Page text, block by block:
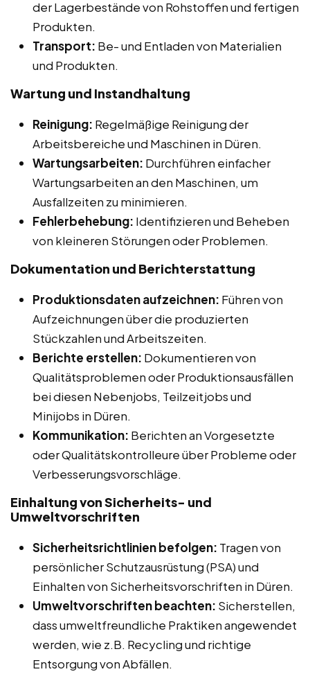
der Lagerbestände von Rohstoffen und fertigen
Produkten.
Transport: Be- und Entladen von Materialien
und Produkten.
Wartung und Instandhaltung
Reinigung: Regelmäßige Reinigung der
Arbeitsbereiche und Maschinen in Düren.
Wartungsarbeiten: Durchführen einfacher
Wartungsarbeiten an den Maschinen, um
Ausfallzeiten zu minimieren.
Fehlerbehebung: Identifizieren und Beheben
von kleineren Störungen oder Problemen.
Dokumentation und Berichterstattung
Produktionsdaten aufzeichnen: Führen von
Aufzeichnungen über die produzierten
Stückzahlen und Arbeitszeiten.
Berichte erstellen: Dokumentieren von
Qualitätsproblemen oder Produktionsausfällen
bei diesen Nebenjobs, Teilzeitjobs und
Minijobs in Düren.
Kommunikation: Berichten an Vorgesetzte
oder Qualitätskontrolleure über Probleme oder
Verbesserungsvorschläge.
Einhaltung von Sicherheits- und
Umweltvorschriften
Sicherheitsrichtlinien befolgen: Tragen von
persönlicher Schutzausrüstung (PSA) und
Einhalten von Sicherheitsvorschriften in Düren.
Umweltvorschriften beachten: Sicherstellen,
dass umweltfreundliche Praktiken angewendet
werden, wie z.B. Recycling und richtige
Entsorgung von Abfällen.